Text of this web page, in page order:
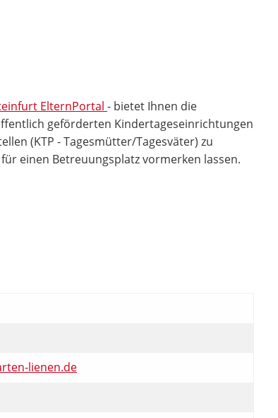
ElternPortal - bietet Ihnen die
geförderten Kindertageseinrichtungen
(KTP - Tagesmütter/Tagesväter) zu
einen Betreuungsplatz vormerken lassen.
lienen.de